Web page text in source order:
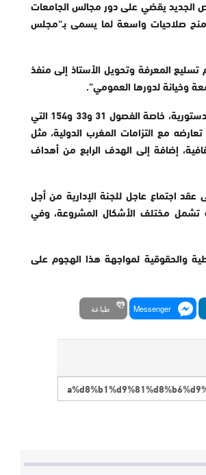
الإصلاحية”، مبرزاً أن النص الجديد يقضي على دور مجالس الجامعات
صلاحيات واسعة لما يسمى بـ“مجلس
المعرفة وتحويل الأستاذ إلى منفذ
وخيانة لدورها العمومي”.
وفي السياق ذاته، أشار البلاغ إلى أن مشروع القانون يتعارض مع عدد من المقتضيات الدستورية، خاصة الفصول 31 و33 و154 التي
مع التزامات المغرب الدولية، مثل
إضافة إلى الهدف الرابع من أهداف
عقد اجتماع عاجل للجنة الإدارية من أجل
تشمل مختلف الأشكال المشروعة، وفي
والحقوقية لمواجهة هذا الهجوم على
Messenger طباعة